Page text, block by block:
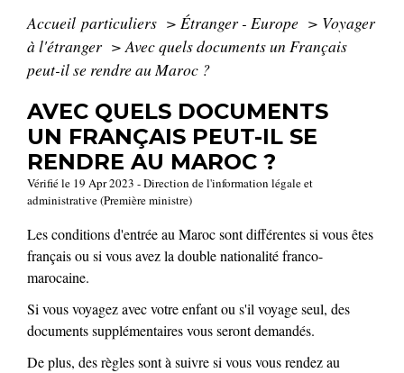
Accueil particuliers > Étranger - Europe > Voyager
à l'étranger > Avec quels documents un Français
peut-il se rendre au Maroc ?
AVEC QUELS DOCUMENTS
UN FRANÇAIS PEUT-IL SE
RENDRE AU MAROC ?
Vérifié le 19 Apr 2023 - Direction de l'information légale et
administrative (Première ministre)
Les conditions d'entrée au Maroc sont différentes si vous êtes
français ou si vous avez la double nationalité franco-
marocaine.
Si vous voyagez avec votre enfant ou s'il voyage seul, des
documents supplémentaires vous seront demandés.
De plus, des règles sont à suivre si vous vous rendez au